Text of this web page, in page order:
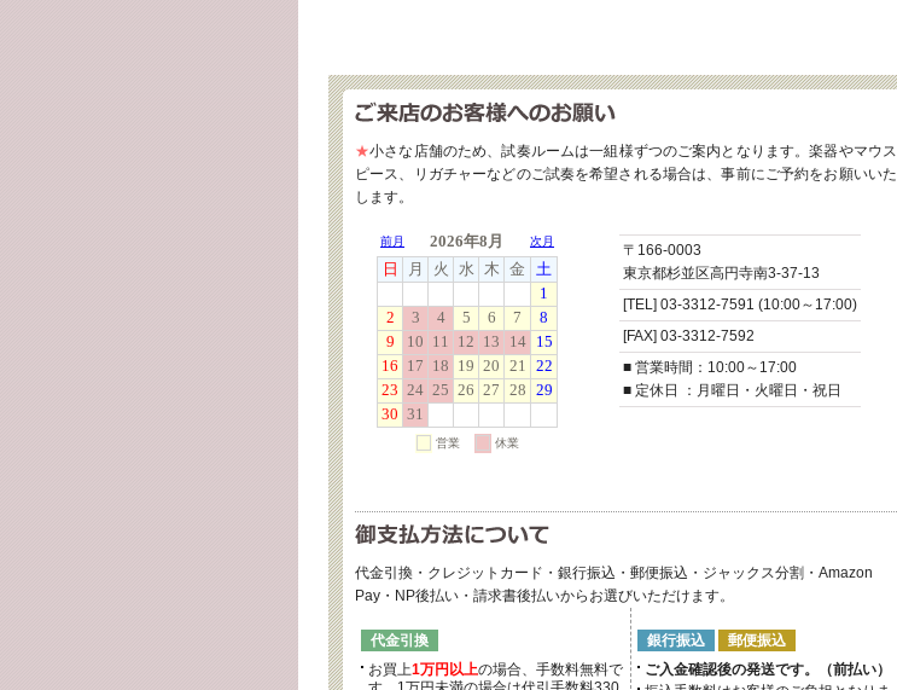
★小さな店舗のため、試奏ルームは一組様ずつのご案内となります。楽器やマウス
ピース、リガチャーなどのご試奏を希望される場合は、事前にご予約をお願いいた
します。
〒166-0003
東京都杉並区高円寺南3-37-13
[TEL] 03-3312-7591 (10:00～17:00)
[FAX] 03-3312-7592
■ 営業時間：10:00～17:00
■ 定休日 ：月曜日・火曜日・祝日
代金引換・クレジットカード・銀行振込・郵便振込・ジャックス分割・Amazon
Pay・NP後払い・請求書後払いからお選びいただけます。
代金引換
お買上1万円以上の場合、手数料無料で
銀行振込
郵便振込
ご入金確認後の発送です。（前払い）